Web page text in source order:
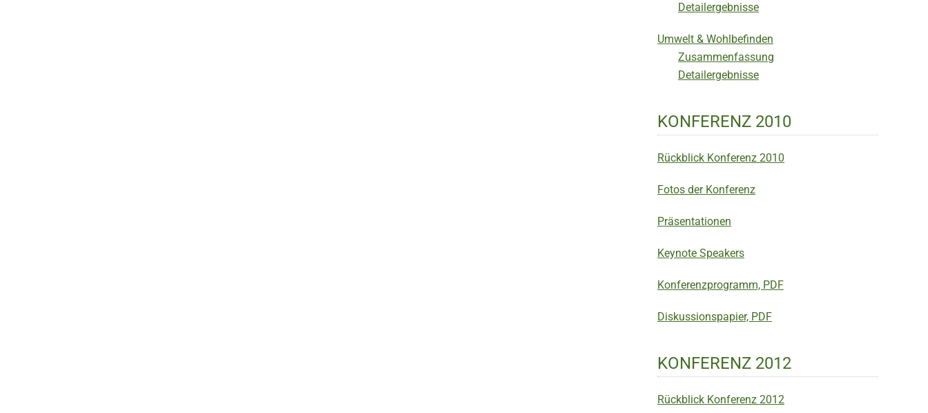
Detailergebnisse
Umwelt & Wohlbefinden
Zusammenfassung
Detailergebnisse
KONFERENZ 2010
Rückblick Konferenz 2010
Fotos der Konferenz
Präsentationen
Keynote Speakers
Konferenzprogramm, PDF
Diskussionspapier, PDF
KONFERENZ 2012
Rückblick Konferenz 2012